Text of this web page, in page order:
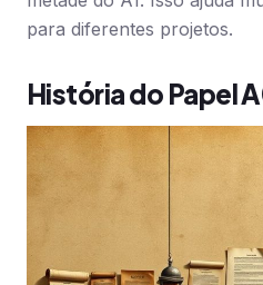
para diferentes projetos.
História do Papel